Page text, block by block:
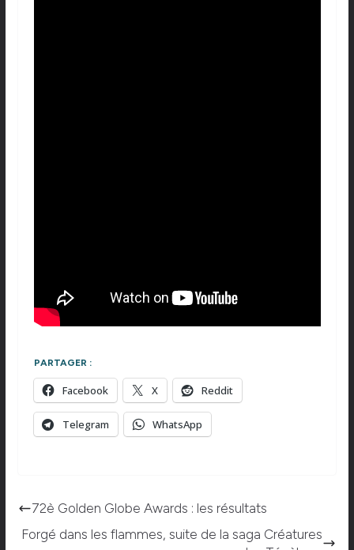
PARTAGER :
Facebook X Reddit
Telegram WhatsApp
72è Golden Globe Awards : les résultats
Forgé dans les flammes, suite de la saga Créatures